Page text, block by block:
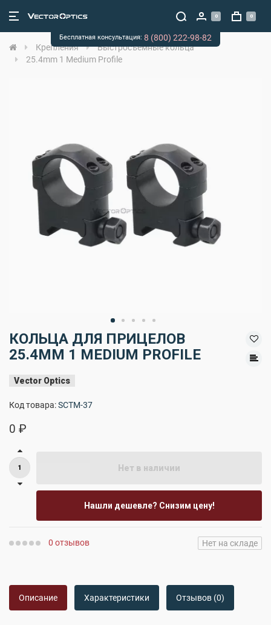
0 0
Крепления
Быстросъёмные кольца
25.4mm 1 Medium Profile
КОЛЬЦА ДЛЯ ПРИЦЕЛОВ
25.4MM 1 MEDIUM PROFILE
Vector Optics
Код товара:SCTM-37
0 ₽
Нет в наличии
Нашли дешевле? Снизим цену!
0 отзывов Нет на складе
Описание Характеристики Отзывов (0)
Бесплатная консультация: 8 (800) 222-98-82